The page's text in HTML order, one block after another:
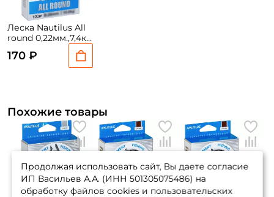
Леска Nautilus All
round 0,22мм.,7,4кг,
170 ₽
Похожие товары
Продолжая использовать сайт, Вы даете согласие
ИП Васильев А.А. (ИНН 501305075486) на
обработку файлов cookies и пользовательских